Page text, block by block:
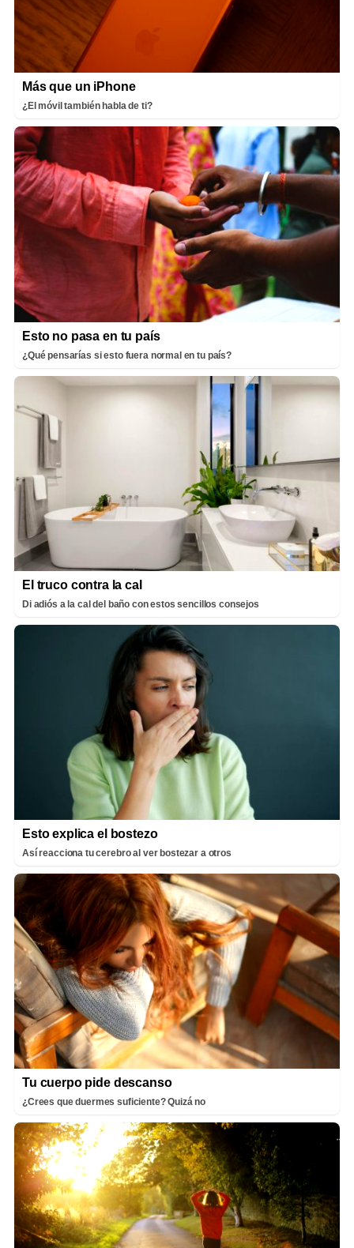
Más que un iPhone
¿El móvil también habla de ti?
Esto no pasa en tu país
¿Qué pensarías si esto fuera normal en tu país?
El truco contra la cal
Di adiós a la cal del baño con estos sencillos consejos
Esto explica el bostezo
Así reacciona tu cerebro al ver bostezar a otros
Tu cuerpo pide descanso
¿Crees que duermes suficiente? Quizá no